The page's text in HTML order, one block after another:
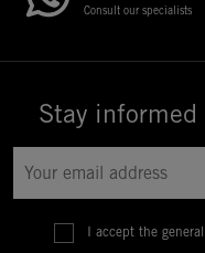
Consult our specialists
Stay
I accept the